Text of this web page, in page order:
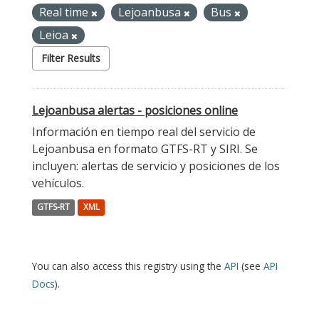
Real time
Lejoanbusa
Bus
Leioa
Filter Results
Lejoanbusa alertas - posiciones online
Información en tiempo real del servicio de
Lejoanbusa en formato GTFS-RT y SIRI. Se
incluyen: alertas de servicio y posiciones de los
vehículos.
GTFS-RT XML
You can also access this registry using the API (see API
Docs).